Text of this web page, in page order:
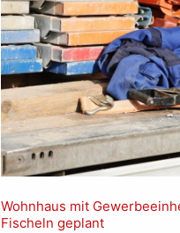
Wohnhaus mit
Fischeln geplant